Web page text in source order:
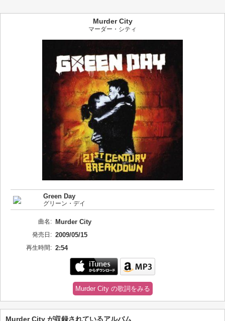
Murder City
マーダー・シティ
Green Day
グリーン・デイ
曲名: Murder City
発売日: 2009/05/15
再生時間: 2:54
Murder City の歌詞をみる
Murder City が収録されているアルバム